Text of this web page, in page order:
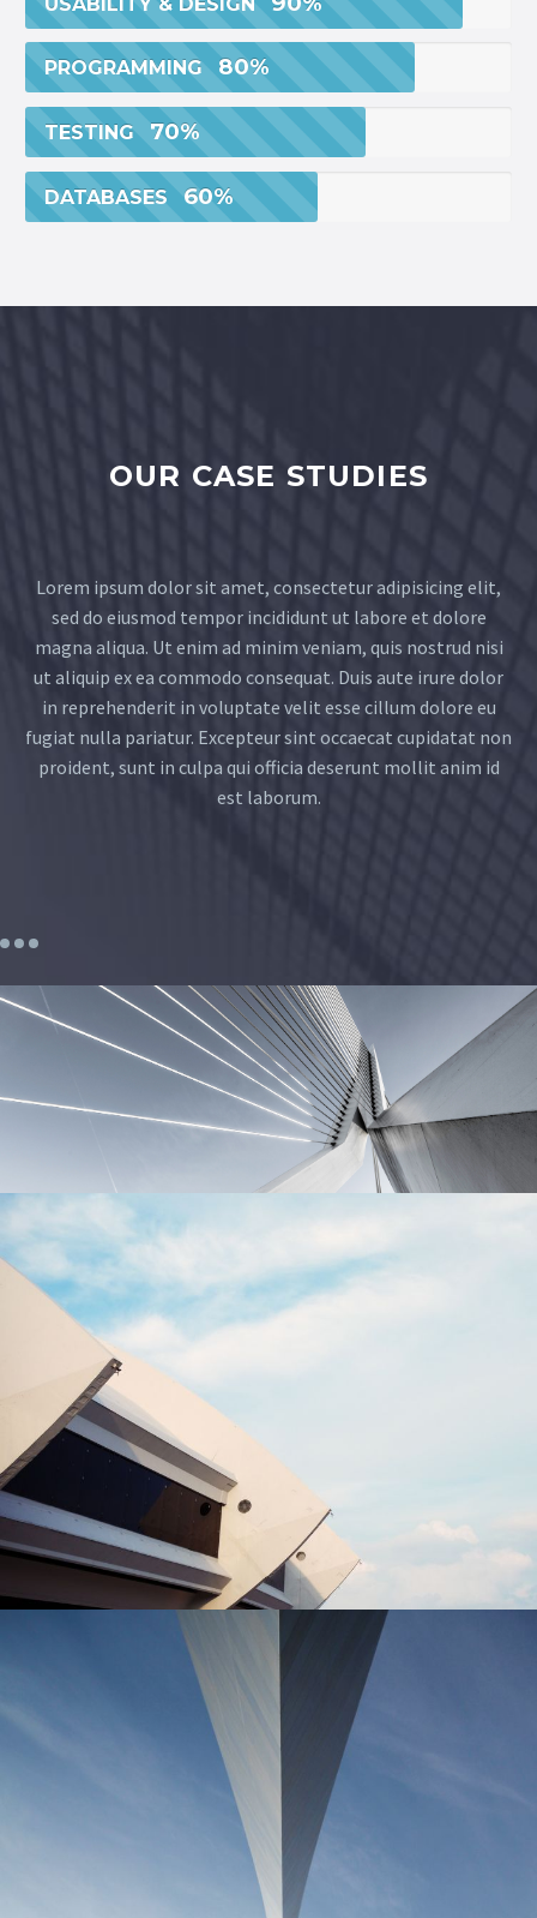
PROGRAMMING 80%
TESTING 70%
DATABASES 60%
OUR CASE STUDIES
Lorem ipsum dolor sit amet, consectetur adipisicing elit,
sed do eiusmod tempor incididunt ut labore et dolore
magna aliqua. Ut enim ad minim veniam, quis nostrud nisi
ut aliquip ex ea commodo consequat. Duis aute irure dolor
in reprehenderit in voluptate velit esse cillum dolore eu
fugiat nulla pariatur. Excepteur sint occaecat cupidatat non
proident, sunt in culpa qui officia deserunt mollit anim id
est laborum.